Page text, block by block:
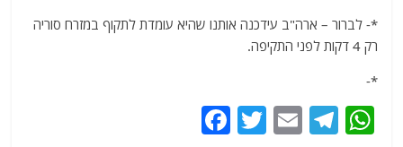
*- לברור – ארה"ב עידכנה אותנו שהיא עומדת לתקוף במזרח סוריה
רק 4 דקות לפני התקיפה.
*-
W
T
E
T